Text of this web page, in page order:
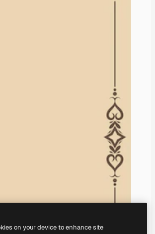
on your device to enhance site